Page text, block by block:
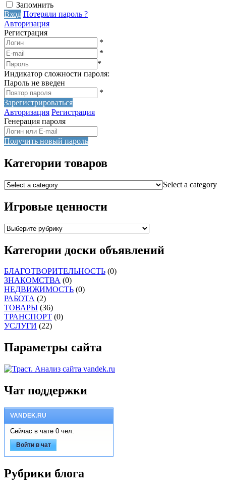
Запомнить
Вход Потеряли пароль ?
Авторизация
Регистрация
*
*
*
Индикатор сложности пароля:
Пароль не введен
*
Зарегистрироваться
Авторизация Регистрация
Генерация пароля
Получить новый пароль
Категории товаров
Select a category
Игровые ценности
Категории доски объявлений
БЛАГОТВОРИТЕЛЬНОСТЬ (0)
ЗНАКОМСТВА (0)
НЕДВИЖИМОСТЬ (0)
РАБОТА (2)
ТОВАРЫ (36)
ТРАНСПОРТ (0)
УСЛУГИ (22)
Параметры сайта
Чат поддержки
VANDEK.RU
Сейчас в чате 0 чел.
Войти в чат
Рубрики блога